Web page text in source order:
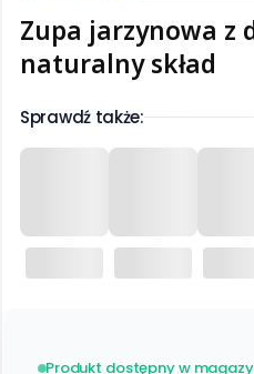
Zupa jarzynowa z
naturalny skład
Sprawdź także:
Produkt dostępny w